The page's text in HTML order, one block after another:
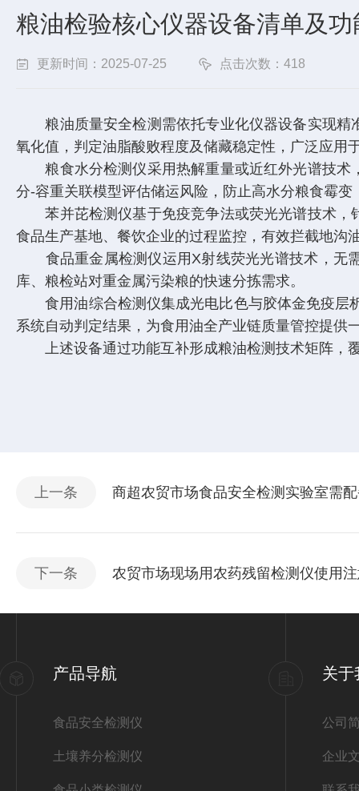
粮油检验核心仪器设备清单及功
更新时间：2025-07-25 点击次数：418
粮油质量安全检测需依托专业化仪器设备实现精
氧化值，判定油脂酸败程度及储藏稳定性，广泛应用
粮食水分检测仪采用热解重量或近红外光谱技术
分-容重关联模型评估储运风险，防止高水分粮食霉
苯并芘检测仪基于免疫竞争法或荧光光谱技术，
食品生产基地、餐饮企业的过程监控，有效拦截地沟
食品重金属检测仪运用X射线荧光光谱技术，无需
库、粮检站对重金属污染粮的快速分拣需求。
食用油综合检测仪集成光电比色与胶体金免疫层
系统自动判定结果，为食用油全产业链质量管控提供
上述设备通过功能互补形成粮油检测技术矩阵，覆
上一条 商超农贸市场食品安全检测实验室需
下一条 农贸市场现场用农药残留检测仪使用
产品导航
食品安全检测仪
土壤养分检测仪
关于
公司
企业